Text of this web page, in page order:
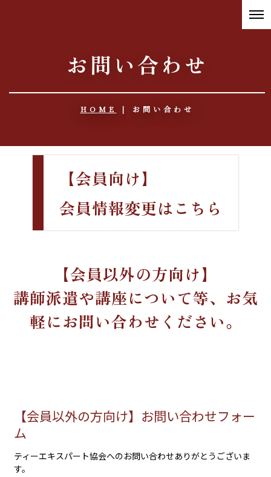
お問い合わせ
HOME | お問い合わせ
【会員向け】
会員情報変更はこちら
【会員以外の方向け】
講師派遣や講座について等、お気
軽にお問い合わせください。